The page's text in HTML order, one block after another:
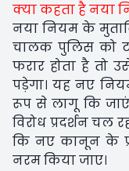
क्या कहता है नया
नया नियम के
चालक पुलिस को
फरार होता है तो
पड़ेगा। यह नए
रूप से लागू कि
विरोध प्रदर्शन चल
कि नए कानून के
नरम किया जाए।